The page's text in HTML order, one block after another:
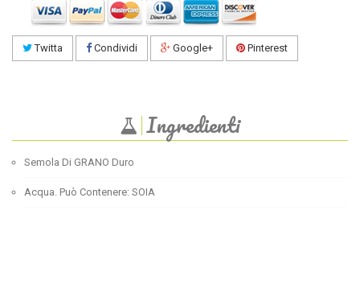
Twitta Condividi Google+ Pinterest
Ingredienti
Semola Di GRANO Duro
Acqua. Può Contenere: SOIA